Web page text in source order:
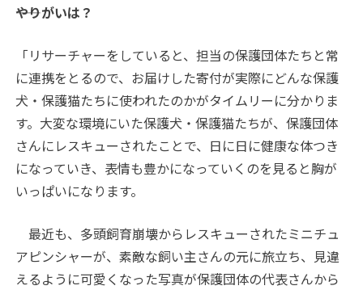
――やりがいは？
「リサーチャーをしていると、担当の保護団体たちと常
に連携をとるので、お届けした寄付が実際にどんな保護
犬・保護猫たちに使われたのかがタイムリーに分かりま
す。大変な環境にいた保護犬・保護猫たちが、保護団体
さんにレスキューされたことで、日に日に健康な体つき
になっていき、表情も豊かになっていくのを見ると胸が
いっぱいになります。
最近も、多頭飼育崩壊からレスキューされたミニチュ
アピンシャーが、素敵な飼い主さんの元に旅立ち、見違
えるように可愛くなった写真が保護団体の代表さんから